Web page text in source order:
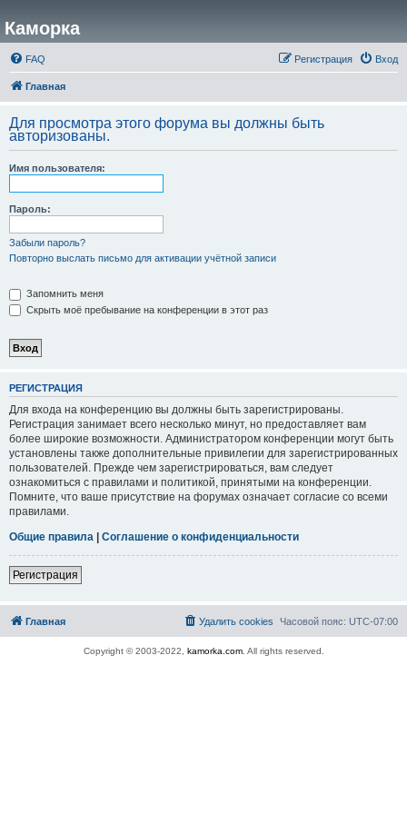
Каморка
FAQ Вход
Регистрация
Главная
Для просмотра этого форума вы должны быть
авторизованы.
Имя пользователя:
Пароль:
Забыли пароль?
Повторно выслать письмо для активации учётной записи
Запомнить меня
Скрыть моё пребывание на конференции в этот раз
РЕГИСТРАЦИЯ
Для входа на конференцию вы должны быть зарегистрированы.
Регистрация занимает всего несколько минут, но предоставляет вам
более широкие возможности. Администратором конференции могут быть
установлены также дополнительные привилегии для зарегистрированных
пользователей. Прежде чем зарегистрироваться, вам следует
ознакомиться с правилами и политикой, принятыми на конференции.
Помните, что ваше присутствие на форумах означает согласие со всеми
правилами.
Общие правила | Соглашение о конфиденциальности
Регистрация
Главная Часовой пояс: UTC-07:00
Удалить cookies
Copyright © 2003-2022, kamorka.com. All rights reserved.